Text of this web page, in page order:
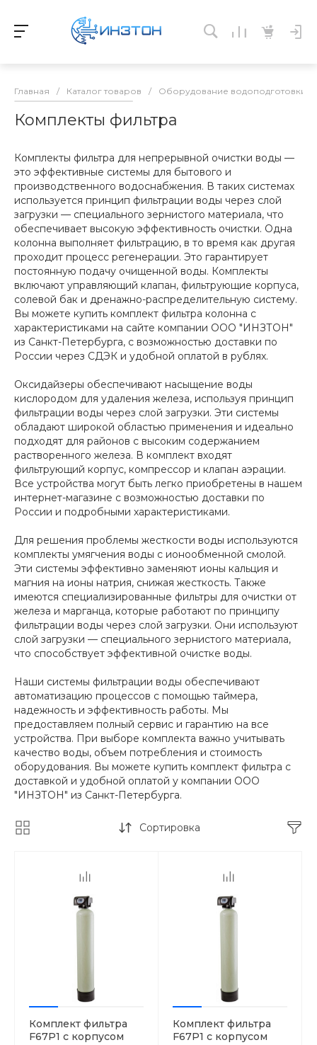
Главная / Каталог товаров / Оборудование водоподготовки и
Комплекты фильтра
Комплекты фильтра для непрерывной очистки воды —
это эффективные системы для бытового и
производственного водоснабжения. В таких системах
используется принцип фильтрации воды через слой
загрузки — специального зернистого материала, что
обеспечивает высокую эффективность очистки. Одна
колонна выполняет фильтрацию, в то время как другая
проходит процесс регенерации. Это гарантирует
постоянную подачу очищенной воды. Комплекты
включают управляющий клапан, фильтрующие корпуса,
солевой бак и дренажно-распределительную систему.
Вы можете купить комплект фильтра колонна с
характеристиками на сайте компании ООО "ИНЗТОН"
из Санкт-Петербурга, с возможностью доставки по
России через СДЭК и удобной оплатой в рублях.
Оксидайзеры обеспечивают насыщение воды
кислородом для удаления железа, используя принцип
фильтрации воды через слой загрузки. Эти системы
обладают широкой областью применения и идеально
подходят для районов с высоким содержанием
растворенного железа. В комплект входят
фильтрующий корпус, компрессор и клапан аэрации.
Все устройства могут быть легко приобретены в нашем
интернет-магазине с возможностью доставки по
России и подробными характеристиками.
Для решения проблемы жесткости воды используются
комплекты умягчения воды с ионообменной смолой.
Эти системы эффективно заменяют ионы кальция и
магния на ионы натрия, снижая жесткость. Также
имеются специализированные фильтры для очистки от
железа и марганца, которые работают по принципу
фильтрации воды через слой загрузки. Они используют
слой загрузки — специального зернистого материала,
что способствует эффективной очистке воды.
Наши системы фильтрации воды обеспечивают
автоматизацию процессов с помощью таймера,
надежность и эффективность работы. Мы
предоставляем полный сервис и гарантию на все
устройства. При выборе комплекта важно учитывать
качество воды, объем потребления и стоимость
оборудования. Вы можете купить комплект фильтра с
доставкой и удобной оплатой у компании ООО
"ИНЗТОН" из Санкт-Петербурга.
Сортировка
Комплект фильтра
F67P1 с корпусом
Комплект фильтра
F67P1 с корпусом